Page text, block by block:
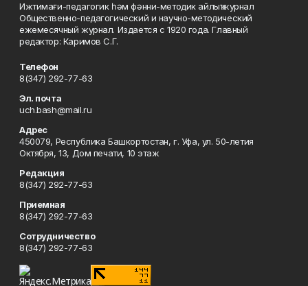
Ижтимағи-педагогик һәм фәнни-методик айлыҡ журнал
Общественно-педагогический и научно-методический
ежемесячный журнал. Издается с 1920 года. Главный
редактор: Каримов С.Г.
Телефон
8(347) 292-77-63
Эл. почта
uch.bash@mail.ru
Адрес
450079, Республика Башкортостан, г. Уфа, ул. 50-летия
Октября, 13, Дом печати, 10 этаж
Редакция
8(347) 292-77-63
Приемная
8(347) 292-77-63
Сотрудничество
8(347) 292-77-63